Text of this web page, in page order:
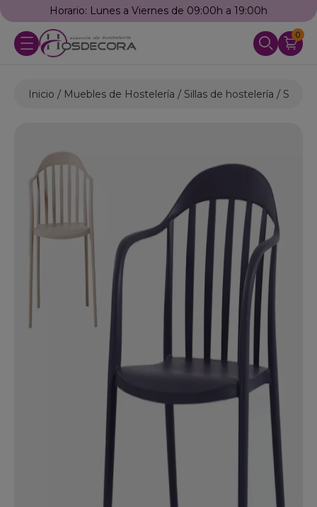
Horario: Lunes a Viernes de 09:00h a 19:00h
0
Inicio Muebles de Hostelería Sillas de hostelería Sillas